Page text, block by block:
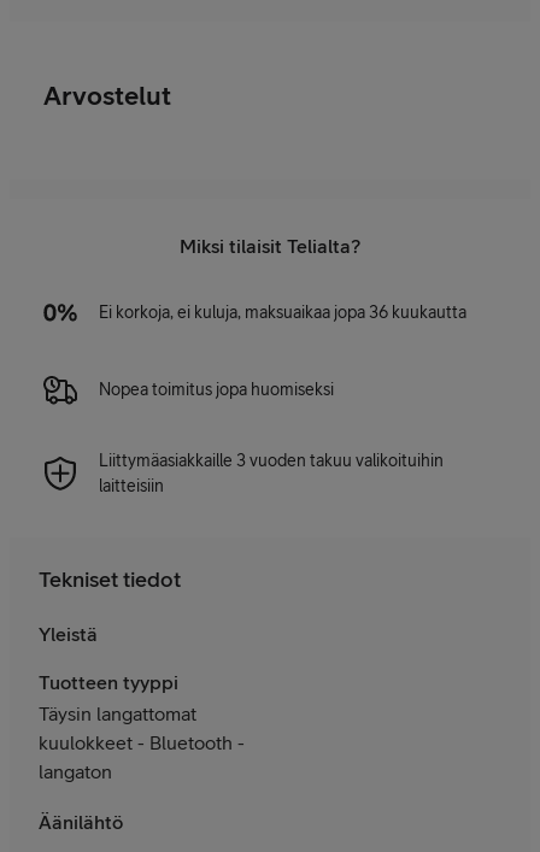
Arvostelut
Miksi tilaisit Telialta?
Ei korkoja, ei kuluja, maksuaikaa jopa 36 kuukautta
Nopea toimitus jopa huomiseksi
Liittymäasiakkaille 3 vuoden takuu valikoituihin
laitteisiin
Tekniset tiedot
Yleistä
Tuotteen tyyppi
Täysin langattomat
kuulokkeet - Bluetooth -
langaton
Äänilähtö